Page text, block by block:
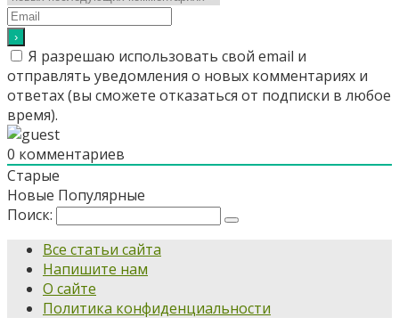
Я разрешаю использовать свой email и
отправлять уведомления о новых комментариях и
ответах (вы cможете отказаться от подписки в любое
время).
0 комментариев
Старые
Новые Популярные
Поиск:
Все статьи сайта
Напишите нам
О сайте
Политика конфиденциальности